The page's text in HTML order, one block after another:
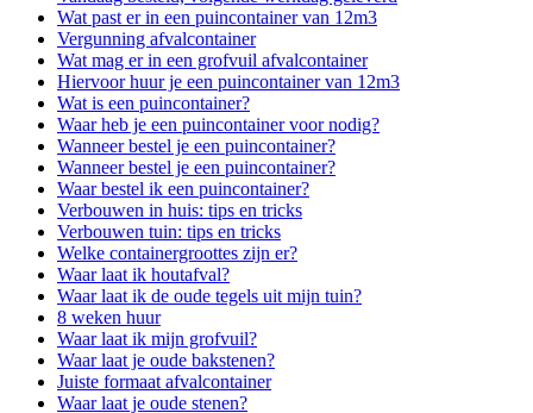
Wat past er in een puincontainer van 12m3
Vergunning afvalcontainer
Wat mag er in een grofvuil afvalcontainer
Hiervoor huur je een puincontainer van 12m3
Wat is een puincontainer?
Waar heb je een puincontainer voor nodig?
Wanneer bestel je een puincontainer?
Wanneer bestel je een puincontainer?
Waar bestel ik een puincontainer?
Verbouwen in huis: tips en tricks
Verbouwen tuin: tips en tricks
Welke containergroottes zijn er?
Waar laat ik houtafval?
Waar laat ik de oude tegels uit mijn tuin?
8 weken huur
Waar laat ik mijn grofvuil?
Waar laat je oude bakstenen?
Juiste formaat afvalcontainer
Waar laat je oude stenen?